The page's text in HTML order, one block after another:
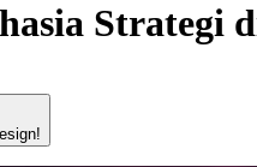
Strategi